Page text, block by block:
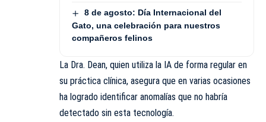
8 de agosto: Día Internacional del
Gato, una celebración para nuestros
compañeros felinos
La Dra. Dean, quien utiliza la IA de forma regular en
su práctica clínica, asegura que en varias ocasiones
ha logrado identificar anomalías que no habría
detectado sin esta tecnología.